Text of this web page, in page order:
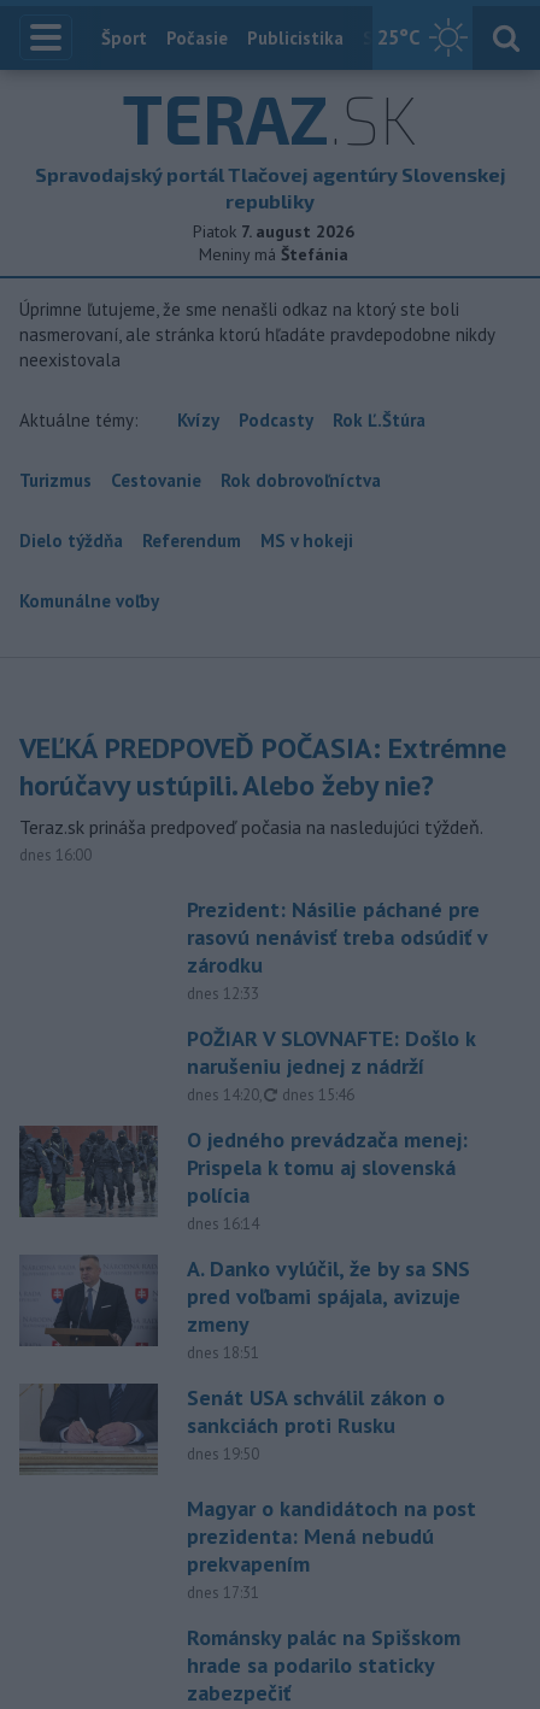
25°C
Index
Šport Počasie Publicistika Slovensko
TERAZ.SK
Spravodajský portál Tlačovej agentúry Slovenskej
republiky
Piatok 7. august 2026
Meniny má Štefánia
Úprimne ľutujeme, že sme nenašli odkaz na ktorý ste boli
nasmerovaní, ale stránka ktorú hľadáte pravdepodobne nikdy
neexistovala
Aktuálne témy: Kvízy Podcasty Rok Ľ.Štúra
Turizmus Cestovanie Rok dobrovoľníctva
Dielo týždňa Referendum MS v hokeji
Komunálne voľby
VEĽKÁ PREDPOVEĎ POČASIA: Extrémne
horúčavy ustúpili. Alebo žeby nie?
Teraz.sk prináša predpoveď počasia na nasledujúci týždeň.
dnes 16:00
Prezident: Násilie páchané pre
rasovú nenávisť treba odsúdiť v
zárodku
dnes 12:33
POŽIAR V SLOVNAFTE: Došlo k
narušeniu jednej z nádrží
dnes 14:20, aktualizované
dnes 15:46
O jedného prevádzača menej:
Prispela k tomu aj slovenská
polícia
dnes 16:14
A. Danko vylúčil, že by sa SNS
pred voľbami spájala, avizuje
zmeny
dnes 18:51
Senát USA schválil zákon o
sankciách proti Rusku
dnes 19:50
Magyar o kandidátoch na post
prezidenta: Mená nebudú
prekvapením
dnes 17:31
Románsky palác na Spišskom
hrade sa podarilo staticky
zabezpečiť